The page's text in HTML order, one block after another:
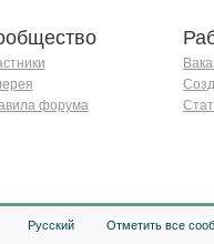
форума
Русский Отметить все